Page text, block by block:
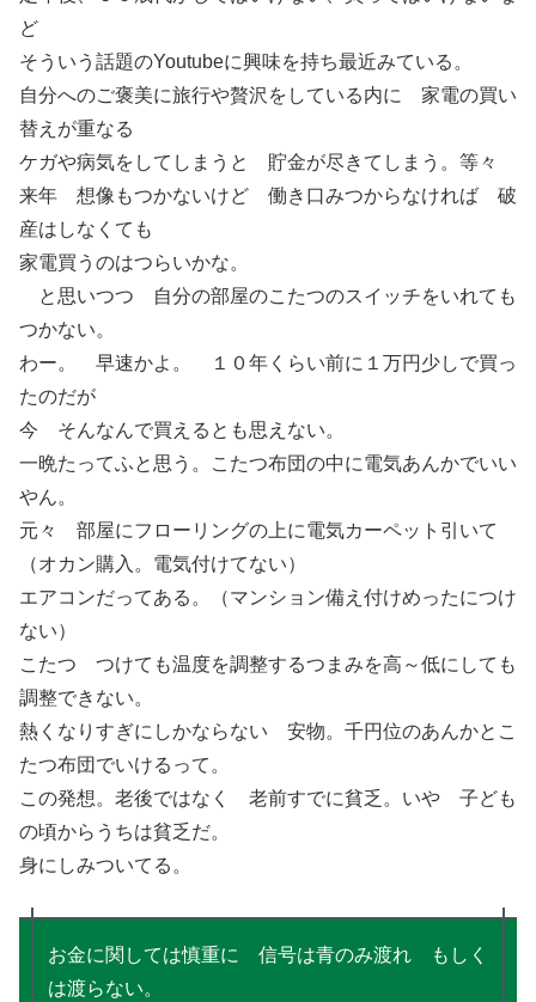
ど
そういう話題のYoutubeに興味を持ち最近みている。
自分へのご褒美に旅行や贅沢をしている内に 家電の買い
替えが重なる
ケガや病気をしてしまうと 貯金が尽きてしまう。等々
来年 想像もつかないけど 働き口みつからなければ 破
産はしなくても
家電買うのはつらいかな。
と思いつつ 自分の部屋のこたつのスイッチをいれても
つかない。
わー。 早速かよ。 １０年くらい前に１万円少しで買っ
たのだが
今 そんなんで買えるとも思えない。
一晩たってふと思う。こたつ布団の中に電気あんかでいい
やん。
元々 部屋にフローリングの上に電気カーペット引いて
（オカン購入。電気付けてない）
エアコンだってある。（マンション備え付けめったにつけ
ない）
こたつ つけても温度を調整するつまみを高～低にしても
調整できない。
熱くなりすぎにしかならない 安物。千円位のあんかとこ
たつ布団でいけるって。
この発想。老後ではなく 老前すでに貧乏。いや 子ども
の頃からうちは貧乏だ。
身にしみついてる。
お金に関しては慎重に 信号は青のみ渡れ もしく
は渡らない。